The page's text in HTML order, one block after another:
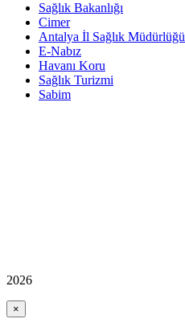
Sağlık Bakanlığı
Cimer
Antalya İl Sağlık Müdürlüğü
E-Nabız
Havanı Koru
Sağlık Turizmi
Sabim
2026
×